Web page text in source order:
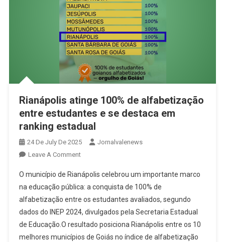
Rianápolis atinge 100% de alfabetização
entre estudantes e se destaca em
ranking estadual
24 De July De 2025
Jornalvalenews
Leave A CommentOn
Atinge
100%
De
Alfabetização
Entre
Estudantes
O município de Rianápolis celebrou um importante marco
na educação pública: a conquista de 100% de
alfabetização entre os estudantes avaliados, segundo
dados do INEP 2024, divulgados pela Secretaria Estadual
de Educação.O resultado posiciona Rianápolis entre os 10
melhores municípios de Goiás no índice de alfabetização